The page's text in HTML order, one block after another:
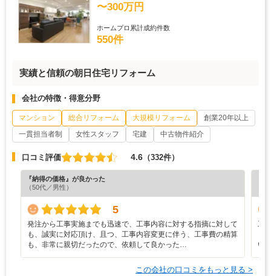
〜300万円
ホームプロ累計成約件数
550件
実績と信頼の朝日住宅リフォーム
会社の特徴・得意分野
マンション 総合リフォーム 大規模リフォーム
創業20年以上
一貫担当者制
女性スタッフ 宅建 中古物件紹介
口コミ評価 4.6 （332件）
『納得の価格』が良かった
（50代／男性）
5
発注から工事実施までも迅速で、工事内容に対する指摘に対して
も、誠実に対応頂け、且つ、工事内容変更に伴う、工事費の精算
も、非常に親切だったので、依頼して良かった…
工
い
この会社の口コミをもっと見る >